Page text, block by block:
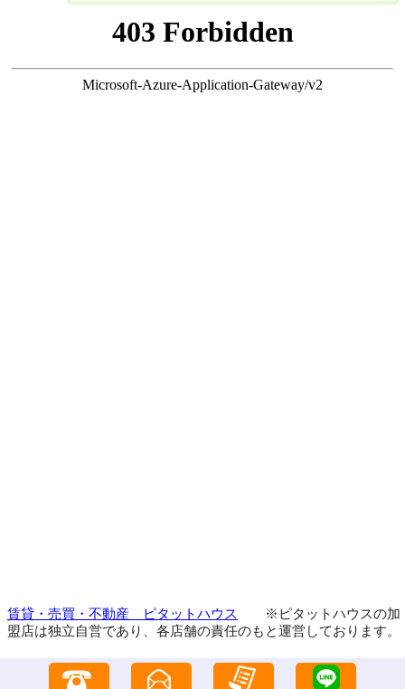
賃貸・売買・不動産 ピタットハウス
※ピタットハウスの加
盟店は独立自営であり、各店舗の責任のもと運営しております。